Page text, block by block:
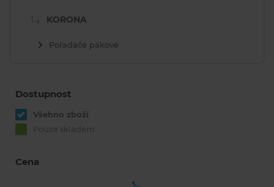
KORONA
Pořadače pákové
Dostupnost
Všehno zboží
Pouze skladem
Cena